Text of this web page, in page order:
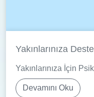
Yakınlarınıza
Bağ kur
Yakınlarınıza İçin
Devamını Oku